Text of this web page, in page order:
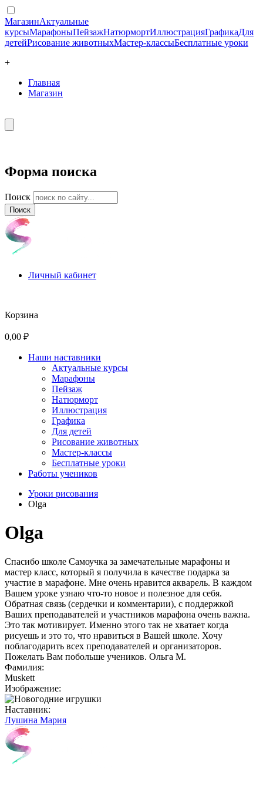
МагазинАктуальные
курсыМарафоныПейзажНатюрмортИллюстрацияГрафикаДля
детейРисование животныхМастер-классыБесплатные уроки
+
Главная
Магазин
Форма поиска
Поиск
Личный кабинет
Корзина
0,00 ₽
Наши наставники
Актуальные курсы
Марафоны
Пейзаж
Натюрморт
Иллюстрация
Графика
Для детей
Рисование животных
Мастер-классы
Бесплатные уроки
Работы учеников
Уроки рисования
Olga
Olga
Спасибо школе Самоучка за замечательные марафоны и
мастер класс, который я получила в качестве подарка за
участие в марафоне. Мне очень нравится акварель. В каждом
Вашем уроке узнаю что-то новое и полезное для себя.
Обратная связь (сердечки и комментарии), с поддержкой
Ваших преподавателей и участников марафона очень важна.
Это так мотивирует. Именно этого так не хватает когда
рисуешь и это то, что нравиться в Вашей школе. Хочу
поблагодарить всех преподавателей и организаторов.
Пожелать Вам побольше учеников. Ольга М.
Фамилия:
Muskett
Изображение:
Наставник:
Лушина Мария